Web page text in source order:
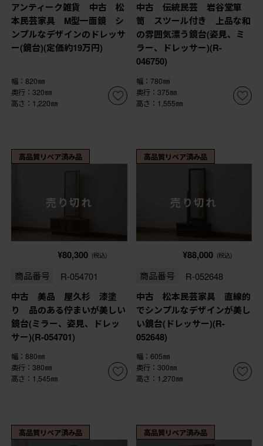
アンティーク雑貨 中古 松
本民芸家具 M型一面鏡 シ
ンプルなデザインのドレッサ
ー(鏡台)(定価約19万円)
幅：820㎜
奥行：320㎜
高さ：1,220㎜
中古 伝統民芸 岩谷堂箪
笥 スツール付き 上品な和
の雰囲気漂う鏡台(姿見、ミ
ラー、ドレッサー)(R-
046750)
幅：780㎜
奥行：375㎜
高さ：1,555㎜
高品質リペア済み品
売り切れ
¥80,300 (税込)
商品番号 R-054701
中古 美品 屋久杉 漆塗
り 品のある佇まいが美しい
鏡台(ミラー、姿見、ドレッ
サー)(R-054701)
幅：880㎜
奥行：380㎜
高さ：1,545㎜
高品質リペア済み品
売り切れ
¥88,000 (税込)
商品番号 R-052648
中古 松本民芸家具 直線的
でシンプルなデザインが美し
い鏡台(ドレッサー)(R-
052648)
幅：605㎜
奥行：300㎜
高さ：1,270㎜
高品質リペア済み品 高品質リペア済み品